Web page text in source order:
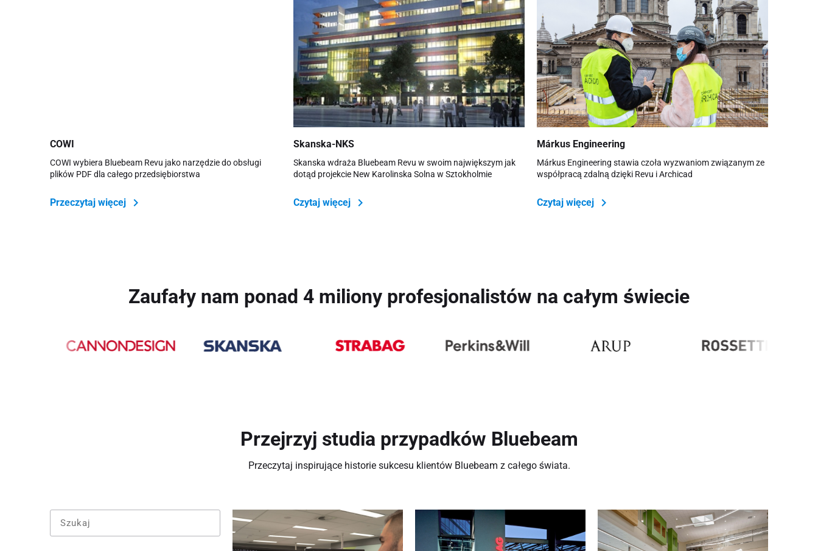
COWI
COWI wybiera Bluebeam Revu jako narzędzie do obsługi
plików PDF dla całego przedsiębiorstwa
Przeczytaj więcej
Skanska-NKS
Skanska wdraża Bluebeam Revu w swoim największym jak
dotąd projekcie New Karolinska Solna w Sztokholmie
Czytaj więcej
Márkus Engineering
Márkus Engineering stawia czoła wyzwaniom związanym ze
współpracą zdalną dzięki Revu i Archicad
Czytaj więcej
Zaufały nam ponad 4 miliony profesjonalistów na całym świecie
Przejrzyj studia przypadków Bluebeam
Przeczytaj inspirujące historie sukcesu klientów Bluebeam z całego świata.